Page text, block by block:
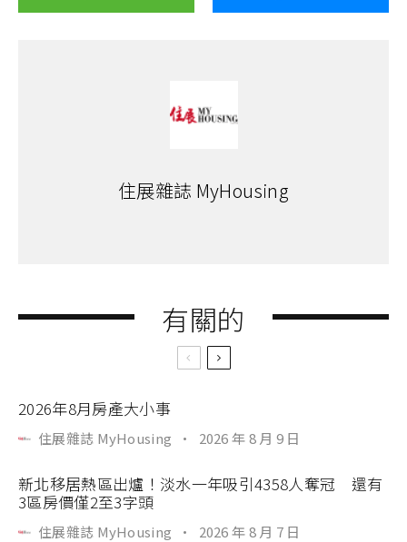
住展雜誌 MyHousing
有關的
2026年8月房產大小事
住展雜誌 MyHousing · 2026 年 8 月 9 日
新北移居熱區出爐！淡水一年吸引4358人奪冠 還有
3區房價僅2至3字頭
住展雜誌 MyHousing · 2026 年 8 月 7 日